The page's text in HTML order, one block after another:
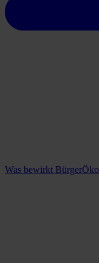
Was bewirkt